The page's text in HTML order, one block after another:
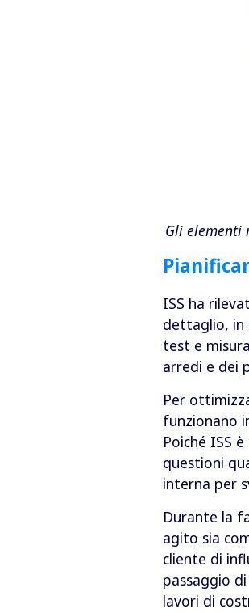
Gli elementi
ISS ha
dettaglio, in
test e
arredi e dei
Per
funzionano
Poiché ISS
questioni
interna per
Durante la
agito sia
cliente di
passaggio
lavori di